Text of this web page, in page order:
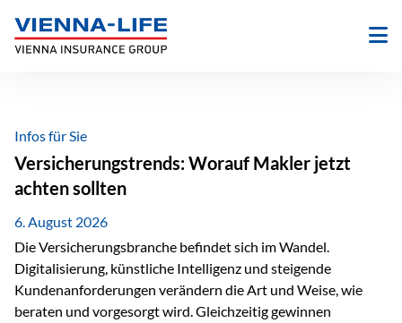
Inhalt
springen
Infos für Sie
Versicherungstrends: Worauf Makler jetzt
achten sollten
6. August 2026
Die Versicherungsbranche befindet sich im Wandel.
Digitalisierung, künstliche Intelligenz und steigende
Kundenanforderungen verändern die Art und Weise, wie
beraten und vorgesorgt wird. Gleichzeitig gewinnen